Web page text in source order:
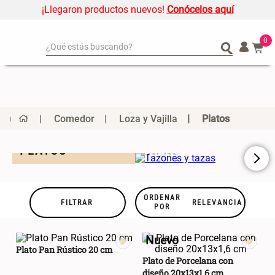
¡Llegaron productos nuevos! Conócelos aquí
¿Qué estás buscando?
Mueble MDF y Madera Bambú
Inodoro con Puerta 65x28x171
Set 2 Almohadas Memory
Organizador
Mantel
Cortinas
0
¿Qué estás buscando?
Organizador
Mantel
Cortinas
Comedor Loza y Vajilla Platos
PLATOS
TAZAS
FILTRAR
ORDENAR
POR
RELEVANCIA
Plato Pan Rústico 20 cm
Nuevo
Plato de Porcelana con